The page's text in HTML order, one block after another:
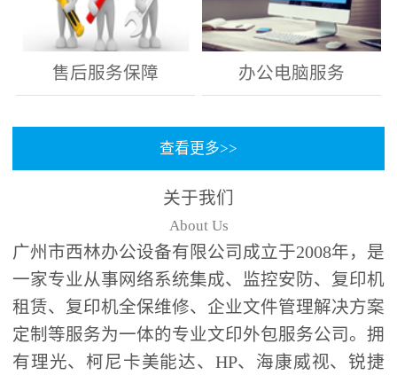
售后服务保障 办公电脑服务
查看更多>>
关于我们
About Us
广州市西林办公设备有限公司成立于2008年，是
一家专业从事网络系统集成、监控安防、复印机
租赁、复印机全保维修、企业文件管理解决方案
定制等服务为一体的专业文印外包服务公司。拥
有理光、柯尼卡美能达、HP、海康威视、锐捷